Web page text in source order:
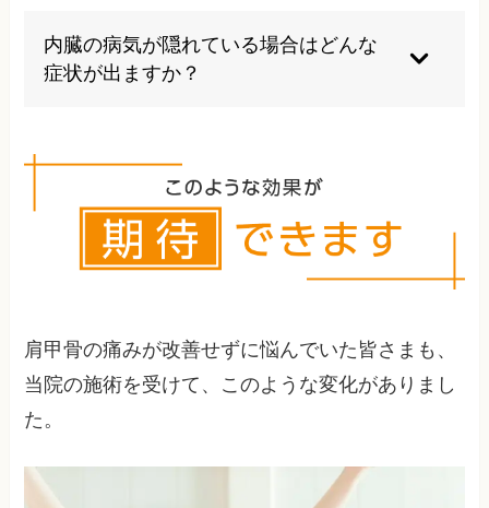
がありますが、長期使用は周囲の筋力低下を招く
ため注意が必要です。必要な時だけ使用し、徐々
に使用時間を減らしていくとよいでしょう。
内臓の病気が隠れている場合はどんな
症状が出ますか？
汗などが伴う場合は内臓疾患の可能性がありま
肩甲骨の痛みが改善せずに悩んでいた皆さまも、
当院の施術を受けて、このような変化がありまし
た。